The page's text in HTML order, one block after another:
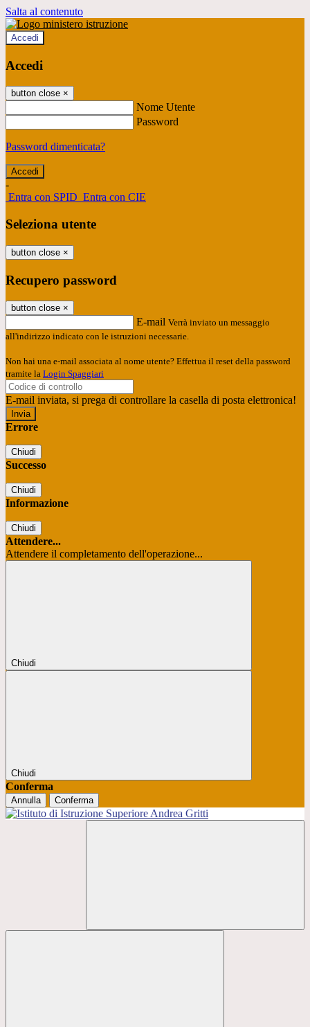
Salta al contenuto
Accedi
Accedi
button close ×
Nome Utente
Password
Password dimenticata?
-
Entra con SPID Entra con CIE
Seleziona utente
button close ×
Recupero password
button close ×
E-mail Verrà inviato un messaggio
all'indirizzo indicato con le istruzioni necessarie.
Non hai una e-mail associata al nome utente? Effettua il reset della password
tramite la Login Spaggiari
E-mail inviata, si prega di controllare la casella di posta elettronica!
Errore
Chiudi
Successo
Chiudi
Informazione
Chiudi
Attendere...
Attendere il completamento dell'operazione...
Chiudi
Chiudi
Conferma
Annulla Conferma